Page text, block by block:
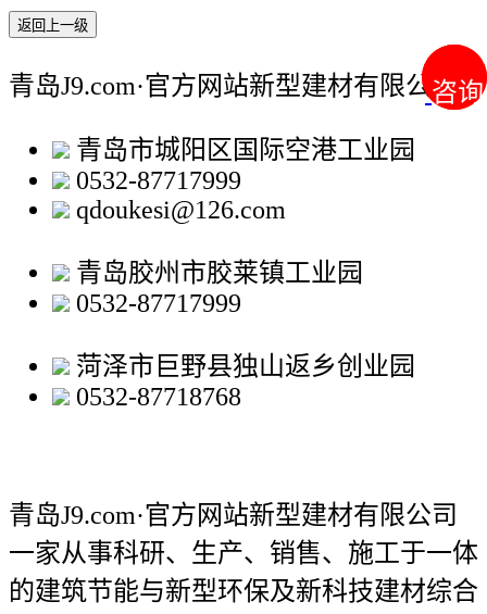
咨询
咨询
返回上一级
青岛J9.com·官方网站新型建材有限公司
青岛市城阳区国际空港工业园
0532-87717999
qdoukesi@126.com
青岛胶州市胶莱镇工业园
0532-87717999
菏泽市巨野县独山返乡创业园
0532-87718768
青岛J9.com·官方网站新型建材有限公司
一家从事科研、生产、销售、施工于一体
的建筑节能与新型环保及新科技建材综合